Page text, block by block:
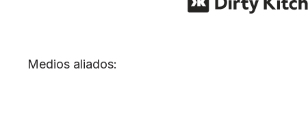
Medios aliados: